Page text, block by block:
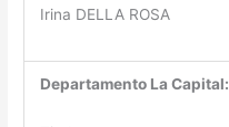
Irina DELLA ROSA
Departamento La Capital: